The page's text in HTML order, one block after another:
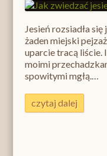
Jesień rozsiadła
żaden miejski
uparcie tracą liście.
moimi
spowitymi mgłą.…
czytaj dalej